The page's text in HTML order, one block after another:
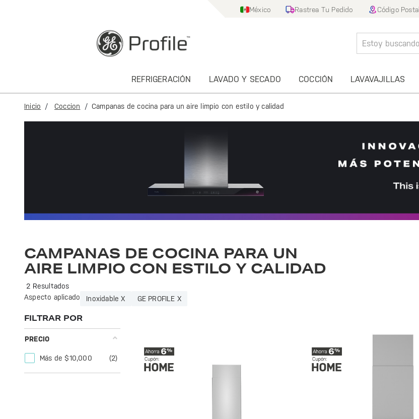
México Rastrea Tu Pedido Código Postal
REFRIGERACIÓN LAVADO Y SECADO COCCIÓN LAVAVAJILLAS
Inicio Coccion Campanas de cocina para un aire limpio con estilo y calidad
CAMPANAS DE COCINA PARA UN
AIRE LIMPIO CON ESTILO Y CALIDAD
2 Resultados
Aspecto aplicado Inoxidable X GE PROFILE X
FILTRAR POR
PRECIO
Más de $10,000 (2)